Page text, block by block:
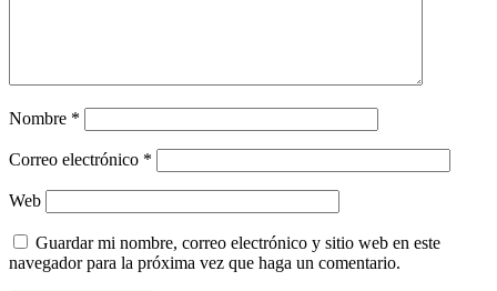
Nombre *
Correo electrónico *
Web
Guardar mi nombre, correo electrónico y sitio web en este
navegador para la próxima vez que haga un comentario.